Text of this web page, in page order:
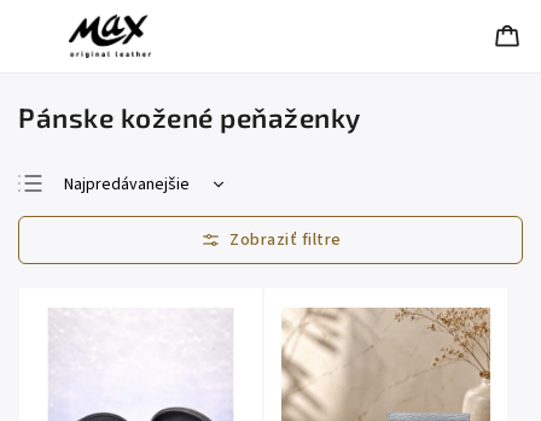
Pánske kožené peňaženky
Najpredávanejšie
Najlacnejšie
Najdrahšie